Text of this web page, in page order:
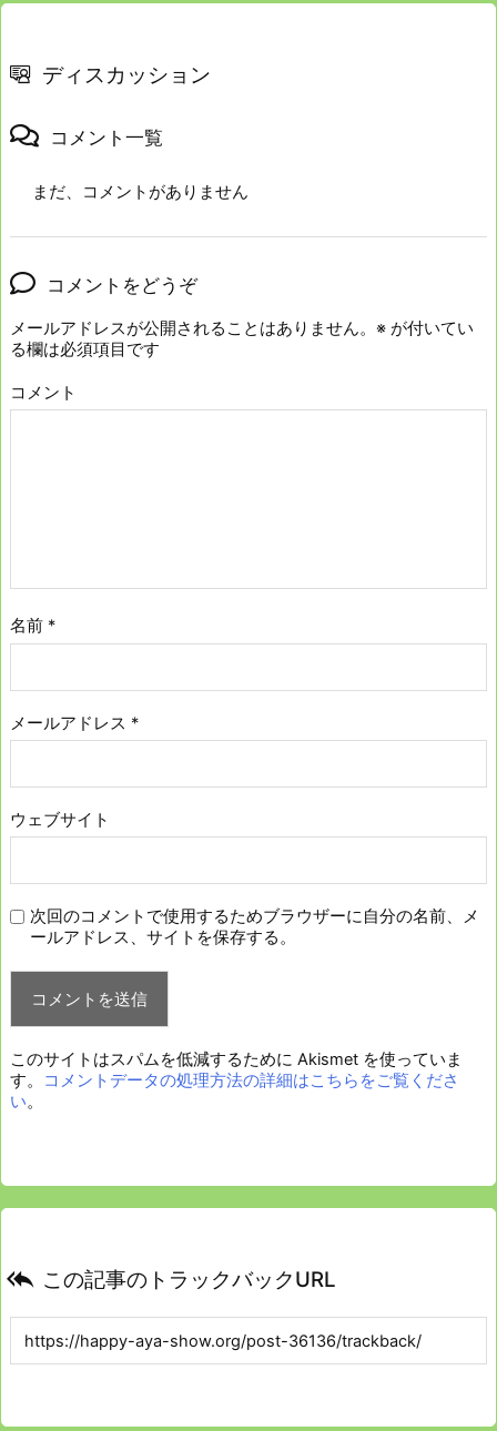
ディスカッション
コメント一覧
まだ、コメントがありません
コメントをどうぞ
メールアドレスが公開されることはありません。 ※ が付いてい
る欄は必須項目です
コメント
名前 *
メールアドレス *
ウェブサイト
次回のコメントで使用するためブラウザーに自分の名前、メ
ールアドレス、サイトを保存する。
このサイトはスパムを低減するために Akismet を使っていま
す。
コメントデータの処理方法の詳細はこちらをご覧くださ
い。
 この記事のトラックバックURL